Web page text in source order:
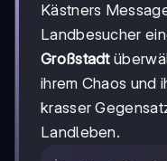
Kästners
Landbesucher
Großstadt
ihrem Chaos und
krasser
Landleben.